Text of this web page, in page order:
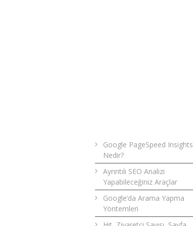
Google PageSpeed Insights
Nedir?
Ayrıntılı SEO Analizi
Yapabileceğiniz Araçlar
Google’da Arama Yapma
Yöntemleri